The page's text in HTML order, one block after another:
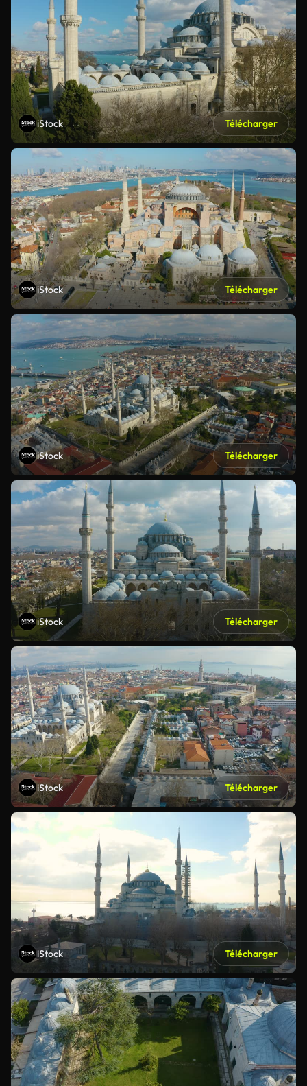
iStock Télécharger
iStock Télécharger
iStock Télécharger
iStock Télécharger
iStock Télécharger
iStock Télécharger